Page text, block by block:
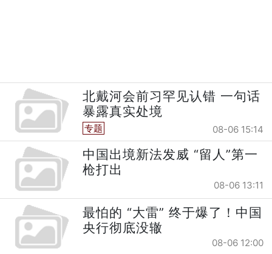
北戴河会前习罕见认错 一句话
暴露真实处境
专题 08-06 15:14
中国出境新法发威 “留人”第一
枪打出
08-06 13:11
最怕的 “大雷” 终于爆了！中国
央行彻底没辙
08-06 12:00